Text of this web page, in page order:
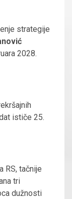
strategije
2028.
ističe 25.
RS, tačnije
tri
dužnosti